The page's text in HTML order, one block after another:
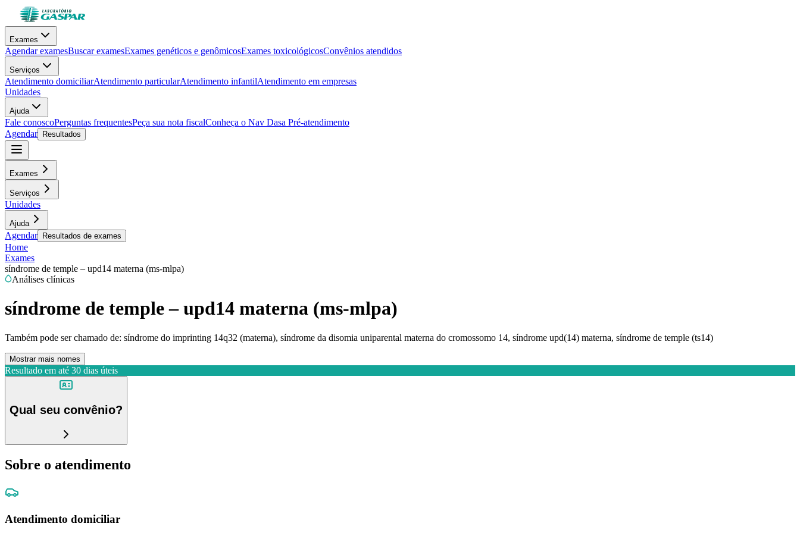
Exames
Agendar examesBuscar examesExames genéticos e genômicosExames toxicológicosConvênios atendidos
Serviços
Atendimento domiciliarAtendimento particularAtendimento infantilAtendimento em empresas
Unidades
Ajuda
Fale conoscoPerguntas frequentesPeça sua nota fiscalConheça o Nav Dasa Pré-atendimento
Agendar
Resultados
Exames
Serviços
Unidades
Ajuda
Agendar Resultados de exames
Home
Exames
síndrome de temple – upd14 materna (ms-mlpa)
Análises clínicas
síndrome de temple – upd14 materna (ms-mlpa)
Também pode ser chamado de: síndrome do imprinting 14q32 (materna), síndrome da disomia uniparental materna do cromossomo 14, síndrome upd(14) materna, síndrome de temple (ts14)
Mostrar mais nomes
Resultado em até 30 dias úteis
Qual seu convênio?
Sobre o atendimento
Atendimento domiciliar